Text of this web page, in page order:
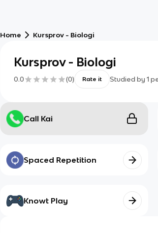
Home Kursprov - Biologi
Kursprov - Biologi
0.0 (0) Rate it Studied by 1
Call Kai
Spaced Repetition
Knowt Play